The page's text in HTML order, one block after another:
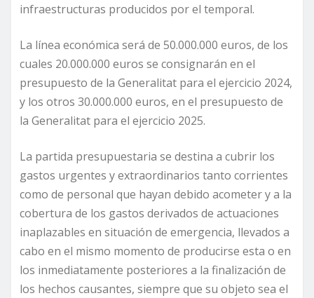
infraestructuras producidos por el temporal.
La línea económica será de 50.000.000 euros, de los
cuales 20.000.000 euros se consignarán en el
presupuesto de la Generalitat para el ejercicio 2024,
y los otros 30.000.000 euros, en el presupuesto de
la Generalitat para el ejercicio 2025.
La partida presupuestaria se destina a cubrir los
gastos urgentes y extraordinarios tanto corrientes
como de personal que hayan debido acometer y a la
cobertura de los gastos derivados de actuaciones
inaplazables en situación de emergencia, llevados a
cabo en el mismo momento de producirse esta o en
los inmediatamente posteriores a la finalización de
los hechos causantes, siempre que su objeto sea el